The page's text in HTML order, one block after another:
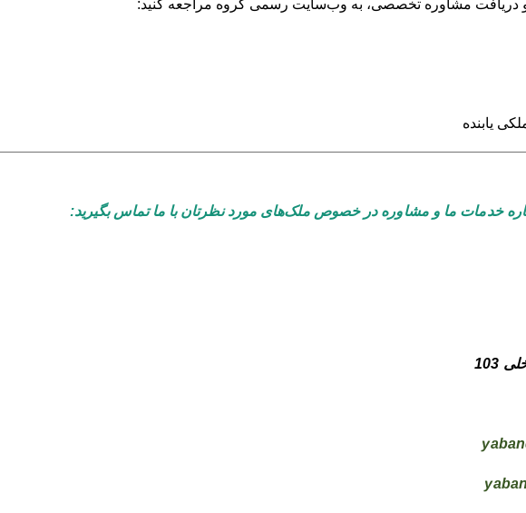
دریافت مشاوره تخصصی، به وب‌سایت رسمی گروه مراجعه کنید:
یابنده
خدمات ما و مشاوره در خصوص ملک‌های مورد نظرتان با ما تماس بگیرید: